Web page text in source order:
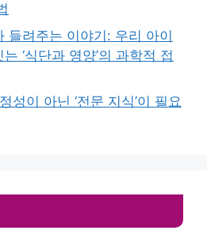
들려주는 이야기: 우리 아이
‘식단과 영양’의 과학적 접
성이 아닌 ‘전문 지식’이 필요